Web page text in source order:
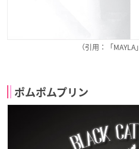
（引用：「MAYLA」
ポムポムプリン